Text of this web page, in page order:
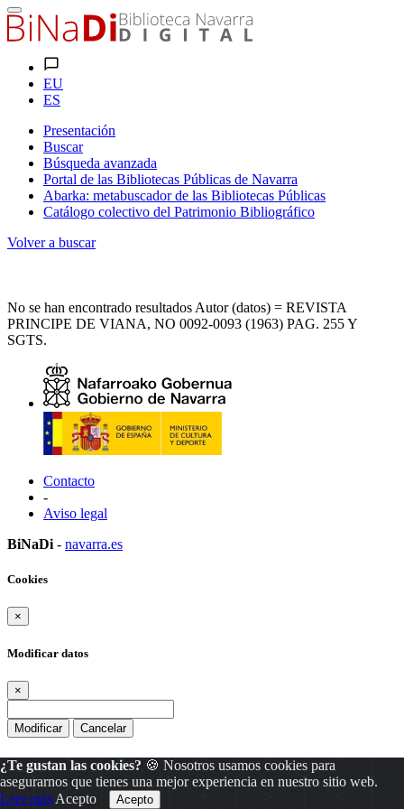
EU
ES
Presentación
Buscar
Búsqueda avanzada
Portal de las Bibliotecas Públicas de Navarra
Abarka: metabuscador de las Bibliotecas Públicas
Catálogo colectivo del Patrimonio Bibliográfico
Volver a buscar
No se han encontrado resultados Autor (datos) = REVISTA
PRINCIPE DE VIANA, NO 0092-0093 (1963) PAG. 255 Y
SGTS.
Contacto
-
Aviso legal
BiNaDi - navarra.es
¿Te gustan las cookies? 🍪 Nosotros usamos cookies para
asegurarnos que tienes una mejor experiencia en nuestro sitio web.
Leer más Acepto
Cookies
×
Modificar datos
×
Modificar Cancelar